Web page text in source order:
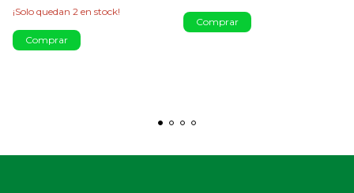
¡Solo quedan 2 en stock!
Comprar
Comprar